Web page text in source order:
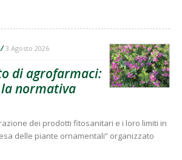
3 Agosto 2026
di agrofarmaci:
la normativa
dei prodotti fitosanitari e i loro limiti in
delle piante ornamentali” organizzato